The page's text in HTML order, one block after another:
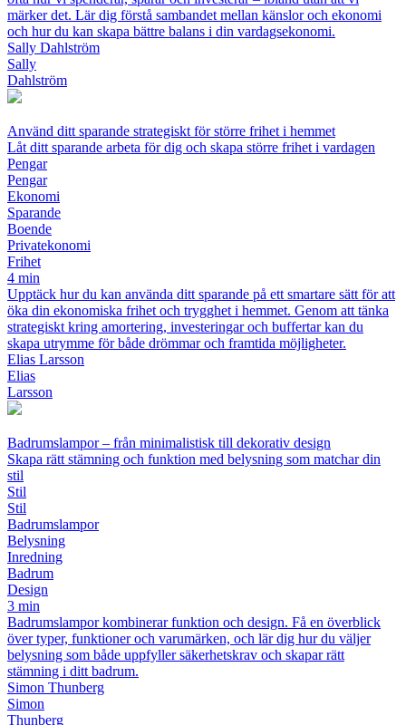
märker det. Lär dig förstå sambandet mellan känslor och ekonomi
och hur du kan skapa bättre balans i din vardagsekonomi.
Sally Dahlström
Sally
Dahlström
Använd ditt sparande strategiskt för större frihet i hemmet
Låt ditt sparande arbeta för dig och skapa större frihet i vardagen
Pengar
Pengar
Ekonomi
Sparande
Boende
Privatekonomi
Frihet
4 min
Upptäck hur du kan använda ditt sparande på ett smartare sätt för att
öka din ekonomiska frihet och trygghet i hemmet. Genom att tänka
strategiskt kring amortering, investeringar och buffertar kan du
skapa utrymme för både drömmar och framtida möjligheter.
Elias Larsson
Elias
Larsson
Badrumslampor – från minimalistisk till dekorativ design
Skapa rätt stämning och funktion med belysning som matchar din
stil
Stil
Stil
Badrumslampor
Belysning
Inredning
Badrum
Design
3 min
Badrumslampor kombinerar funktion och design. Få en överblick
över typer, funktioner och varumärken, och lär dig hur du väljer
belysning som både uppfyller säkerhetskrav och skapar rätt
stämning i ditt badrum.
Simon Thunberg
Simon
Thunberg